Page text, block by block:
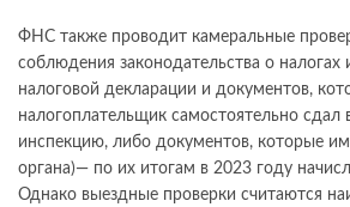
ФНС также проводит камеральные
соблюдения законодательства о налогах
налоговой декларации и документов,
налогоплательщик самостоятельно сдал
инспекцию, либо документов, которые
органа)— по их итогам в 2023 году
Однако выездные проверки считаются